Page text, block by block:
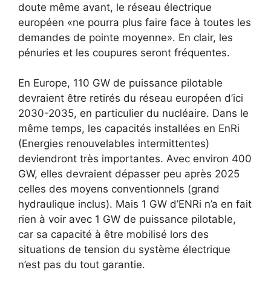
doute même avant, le réseau électrique
européen «ne pourra plus faire face à toutes les
demandes de pointe moyenne». En clair, les
pénuries et les coupures seront fréquentes.
En Europe, 110 GW de puissance pilotable
devraient être retirés du réseau européen d’ici
2030-2035, en particulier du nucléaire. Dans le
même temps, les capacités installées en EnRi
(Energies renouvelables intermittentes)
deviendront très importantes. Avec environ 400
GW, elles devraient dépasser peu après 2025
celles des moyens conventionnels (grand
hydraulique inclus). Mais 1 GW d’ENRi n’a en fait
rien à voir avec 1 GW de puissance pilotable,
car sa capacité à être mobilisé lors des
situations de tension du système électrique
n’est pas du tout garantie.